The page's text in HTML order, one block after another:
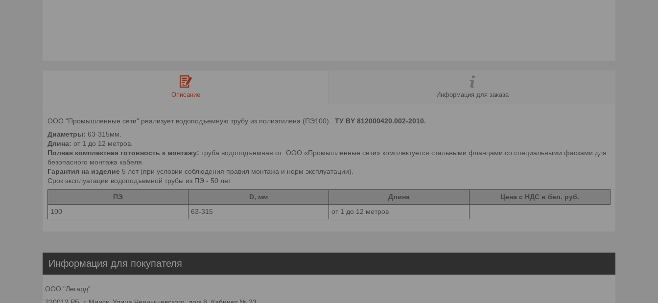
Описание Информация для заказа
ООО "Промышленные сети" реализует водоподъемную трубу из полиэтилена (ПЭ100). ТУ BY 812000420.002-2010.
Диаметры: 63-315мм.
Длина: от 1 до 12 метров.
Полная комплектная готовность к монтажу: труба водоподъемная от ООО «Промышленные сети» комплектуется стальными фланцами со специальными фасками для
безопасного монтажа кабеля.
Гарантия на изделие 5 лет (при условии соблюдения правил монтажа и норм эксплуатации).
Срок эксплуатации водоподъемной трубы из ПЭ - 50 лет.
ПЭ D, мм Длина
Цена c НДС в бел. руб.
100
63-315 от 1 до 12 метров
Информация для покупателя
ООО "Легард"